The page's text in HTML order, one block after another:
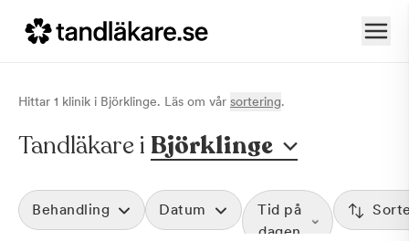
Hittar 1 klinik i Björklinge. Läs om vår sortering.
Tandläkare i Björklinge
Behandling Datum
Tid på
dagen